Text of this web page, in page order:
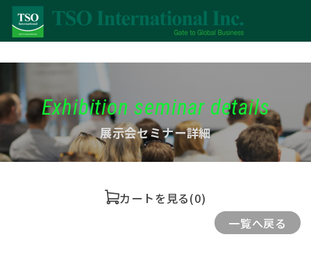
Exhibition seminar details
展示会セミナー詳細
カートを見る(0)
一覧へ戻る